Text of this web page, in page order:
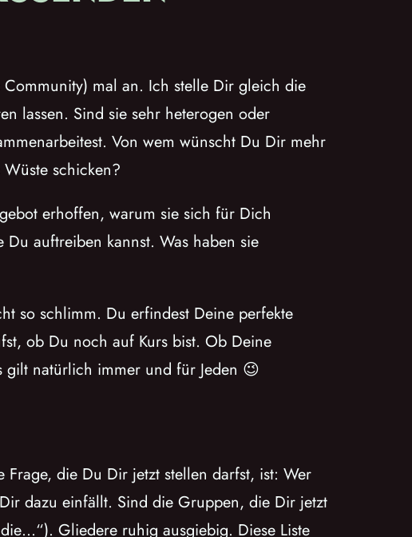
mal an. Ich stelle Dir gleich die
lassen. Sind sie sehr heterogen oder
Von wem wünscht Du Dir mehr
schicken?
erhoffen, warum sie sich für Dich
auftreiben kannst. Was haben sie
so schlimm. Du erfindest Deine perfekte
ob Du noch auf Kurs bist. Ob Deine
natürlich immer und für Jeden 😉
die Du Dir jetzt stellen darfst, ist: Wer
dazu einfällt. Sind die Gruppen, die Dir jetzt
Gliedere ruhig ausgiebig. Diese Liste